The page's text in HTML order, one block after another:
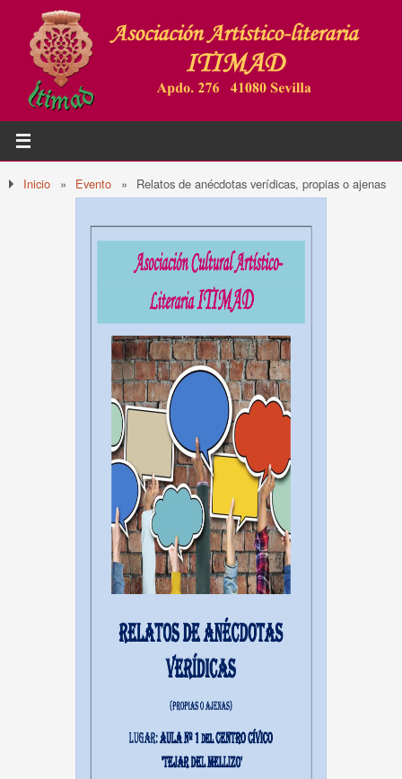
Inicio » Evento » Relatos de anécdotas verídicas, propias o ajenas